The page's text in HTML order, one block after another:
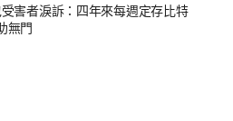
害者淚訴：四年來每週定存比特
無門